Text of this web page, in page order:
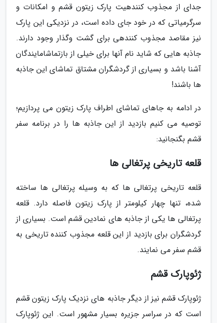
جدای از مجذوب کنندهیت پارک زیتون قشم و امکانات و
سرگرمیاتی که در خود جای داده است، در نزدیکی این پارک
نیز مقاصد مجذوب کنندهی برای گشت وگذار وجود دارند.
جاذبه هایی که شاید نام آنها برای خیلی از بازتماشامایندگان
آشنا باشد و بسیاری از گردشگران مشتاق تماشای این جاذبه
ها باشند!
در ادامه به جاهای تماشای اطراف پارک زیتون می پردازیم؛
توصیه می کنیم بازدید از این جاذبه ها را در برنامه سفر
قشم بگنجانید:
قلعه تاریخی پرتغالی ها
قلعه تاریخی پرتغالی ها که به وسیله پرتغالی ها ساخته
شده، تنها چهار کیلومتر از پارک زیتون فاصله دارد. قلعه
پرتغالی ها یکی از جاذبه های نمادین قشم است. بسیاری از
گردشگران برای بازدید از این قلعه مجذوب کننده تاریخی به
قشم سفر می نمایند.
ژئوپارک قشم
ژئوپارک قشم نیز از دیگر جاذبه های نزدیک پارک زیتون قشم
است که در سراسر جزیره بسیار مشهور است. این ژئوپارک